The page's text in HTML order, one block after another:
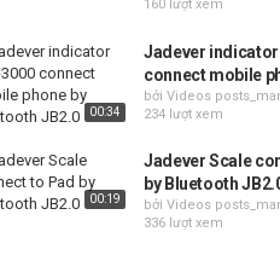
160 lượt xem
00:34
Jadever indicator
connect mobile
bởi Videos
234 lượt xem
00:19
Jadever Scale
by Bluetooth
bởi Videos
336 lượt xem